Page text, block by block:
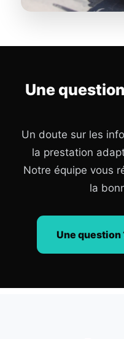
Une
Un doute sur les
la prestation
Notre équipe vous
la
Une